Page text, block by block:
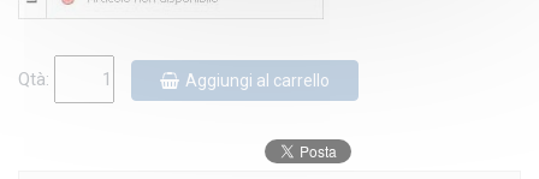
Qtà: Aggiungi al carrello